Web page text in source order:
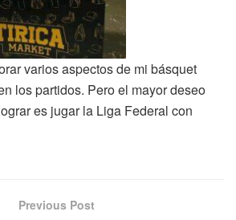
varios aspectos de mi básquet
los partidos. Pero el mayor deseo
es jugar la Liga Federal con
Previous Post